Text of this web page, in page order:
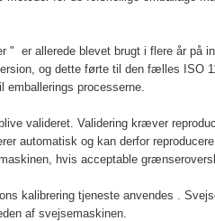
" er allerede blevet brugt i flere år på
og dette førte til den fælles ISO
emballerings processerne.
valideret. Validering kræver
automatisk og kan derfor
hvis acceptable
kalibrering tjeneste anvendes .
af svejsemaskinen.